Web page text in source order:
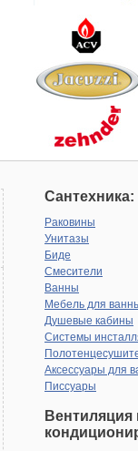
Сантехника:
Раковины
Унитазы
Биде
Смесители
Ванны
Мебель для
Душевые кабины
Системы
Аксессуары для
Писсуары
Вентиляция